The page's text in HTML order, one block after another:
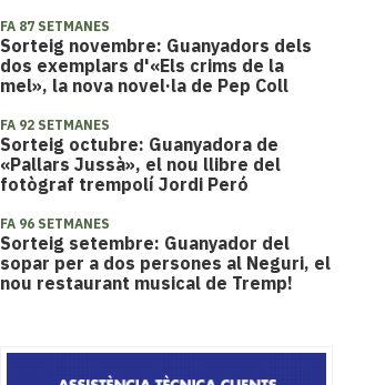
FA 87 SETMANES
Sorteig novembre: Guanyadors dels
dos exemplars d'«Els crims de la
mel», la nova novel·la de Pep Coll
FA 92 SETMANES
Sorteig octubre: Guanyadora de
«Pallars Jussà», el nou llibre del
fotògraf trempolí Jordi Peró
FA 96 SETMANES
Sorteig setembre: Guanyador del
sopar per a dos persones al Neguri, el
nou restaurant musical de Tremp!